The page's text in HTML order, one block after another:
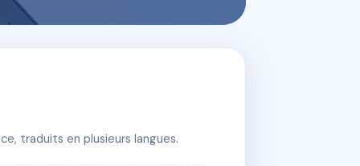
traduits en plusieurs langues.